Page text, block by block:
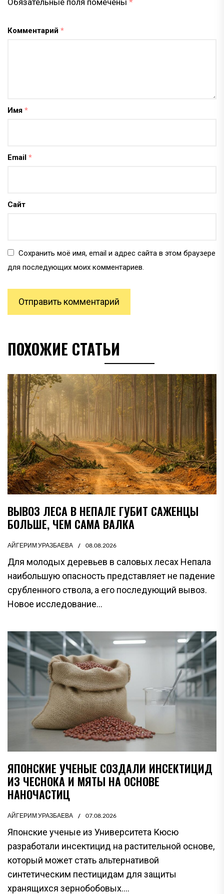
Обязательные поля помечены *
Комментарий *
Имя *
Email *
Сайт
Сохранить моё имя, email и адрес сайта в этом браузере
для последующих моих комментариев.
ПОХОЖИЕ СТАТЬИ
ВЫВОЗ ЛЕСА В НЕПАЛЕ ГУБИТ САЖЕНЦЫ
БОЛЬШЕ, ЧЕМ САМА ВАЛКА
АЙГЕРИМ УРАЗБАЕВА 08.08.2026
Для молодых деревьев в саловых лесах Непала
наибольшую опасность представляет не падение
срубленного ствола, а его последующий вывоз.
Новое исследование...
ЯПОНСКИЕ УЧЕНЫЕ СОЗДАЛИ ИНСЕКТИЦИД
ИЗ ЧЕСНОКА И МЯТЫ НА ОСНОВЕ
НАНОЧАСТИЦ
АЙГЕРИМ УРАЗБАЕВА 07.08.2026
Японские ученые из Университета Кюсю
разработали инсектицид на растительной основе,
который может стать альтернативой
синтетическим пестицидам для защиты
хранящихся зернобобовых....